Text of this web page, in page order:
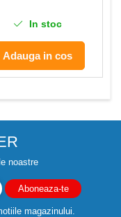
In stoc
Adauga in cos
noastre
magazinului.